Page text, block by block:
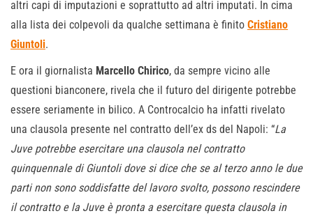
altri capi di imputazioni e soprattutto ad altri imputati. In cima
alla lista dei colpevoli da qualche settimana è finito Cristiano
Giuntoli.
E ora il giornalista Marcello Chirico, da sempre vicino alle
questioni bianconere, rivela che il futuro del dirigente potrebbe
essere seriamente in bilico. A Controcalcio ha infatti rivelato
una clausola presente nel contratto dell’ex ds del Napoli: “La
Juve potrebbe esercitare una clausola nel contratto
quinquennale di Giuntoli dove si dice che se al terzo anno le due
parti non sono soddisfatte del lavoro svolto, possono rescindere
il contratto e la Juve è pronta a esercitare questa clausola in